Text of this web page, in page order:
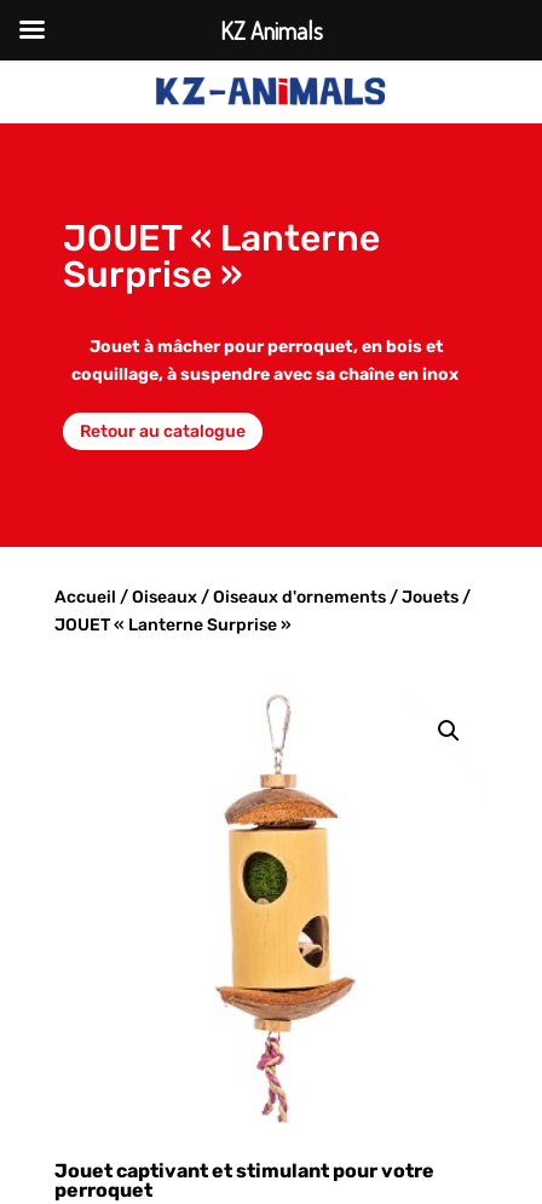
JOUET « Lanterne
Surprise »
Jouet à mâcher pour perroquet, en bois et
coquillage, à suspendre avec sa chaîne en inox
Retour au catalogue
Accueil /Oiseaux/Oiseaux d'ornements/Jouets/
JOUET « Lanterne Surprise »
Jouet captivant et stimulant pour votre
perroquet
KZ Animals